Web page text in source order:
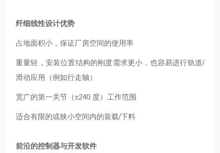
纤细线性设计优势
占地面积小，保证厂房空间的使用率
重量轻，安装位置结构的刚度需求更小，也容易进行轨道/
滑动应用（例如行走轴）
宽广的第一关节（±240 度）工作范围
适合有限的或狭小空间内的装载/下料
前沿的控制器与开发软件